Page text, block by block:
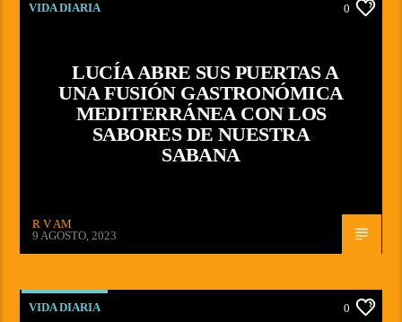
VIDA DIARIA 0
LUCÍA ABRE SUS PUERTAS A
UNA FUSIÓN GASTRONÓMICA
MEDITERRÁNEA CON LOS
SABORES DE NUESTRA
SABANA
R V AM
9 AGOSTO, 2023
VIDA DIARIA 0